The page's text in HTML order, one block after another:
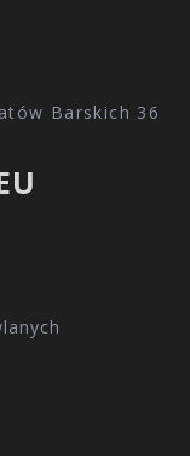
Barskich 36